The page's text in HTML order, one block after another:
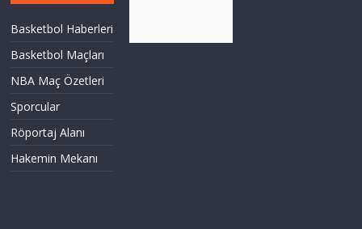
Basketbol Haberleri
Basketbol Maçları
NBA Maç Özetleri
Sporcular
Röportaj Alanı
Hakemin Mekanı